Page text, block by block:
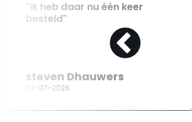
"Ik heb daar nu één keer
besteld"
steven Dhauwers
02-07-2026